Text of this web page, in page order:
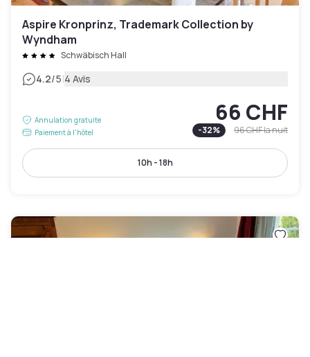
Aspire Kronprinz, Trademark Collection by
Wyndham
Schwäbisch Hall
4.2/5|4 Avis
Annulation gratuite
Paiement à l'hôtel
66 CHF
-32% 96 CHFla nuit
10h - 18h